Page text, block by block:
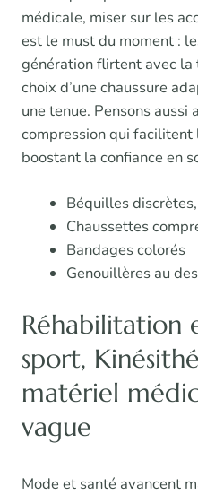
médicale, miser sur les
est le must du moment :
génération flirtent avec
choix d’une chaussure
une tenue. Pensons
compression qui
boostant la confiance en
Béquilles
Chaussettes
Bandages colorés
Genouillères au
Réhabilitation
sport,
matériel
vague
Mode et santé avancent